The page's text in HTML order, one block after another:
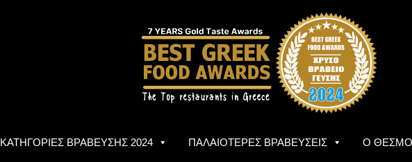
ΚΑΤΗΓΟΡΙΕΣ ΒΡΑΒΕΥΣΗΣ 2024 ΠΑΛΑΙΟΤΕΡΕΣ ΒΡΑΒΕΥΣΕΙΣ Ο